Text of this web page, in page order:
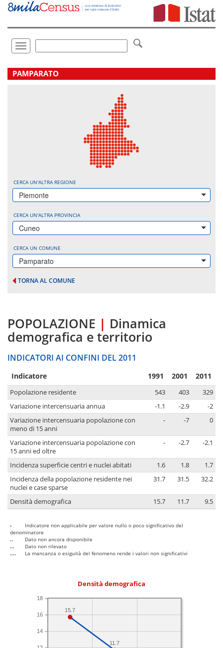
Vai
direttamente
Toggle
navigation
.
PAMPARATO
CERCA UN'ALTRA REGIONE
Piemonte
CERCA UN'ALTRA PROVINCIA
Cuneo
CERCA UN COMUNE
Pamparato
TORNA AL COMUNE
POPOLAZIONE | Dinamica
demografica e territorio
INDICATORI AI CONFINI DEL 2011
Indicatore 1991 2001 2011
Popolazione residente 543 403
329
Variazione intercensuaria annua
-1.1 -2.9
-2
Variazione intercensuaria popolazione con
meno di 15 anni
- -7 0
Variazione intercensuaria popolazione con
15 anni ed oltre
- -2.7 -2.1
Incidenza superficie centri e nuclei abitati 1.6 1.8
1.7
Incidenza della popolazione residente nei
nuclei e case sparse
31.7 31.5 32.2
Densità demografica 15.7 11.7 9.5
-
Indicatore non applicabile per valore nullo o poco significativo del
denominatore
..
Dato non ancora disponibile
...
Dato non rilevato
....
La mancanza o esiguità del fenomeno rende i valori non significativi
Densità demografica
14
16
18
11.7
15.7